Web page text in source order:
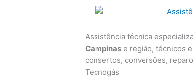
Assistência técnica
Campinas e região, técnicos
consertos, conversões,
Tecnogás